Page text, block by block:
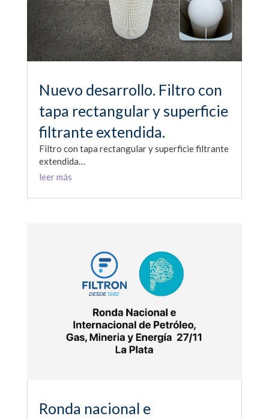
Nuevo desarrollo. Filtro con
tapa rectangular y superficie
filtrante extendida.
Filtro con tapa rectangular y superficie filtrante
extendida…
leer más
Ronda nacional e